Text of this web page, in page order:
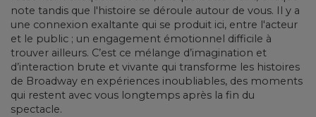
note tandis que l'histoire se déroule autour de vous. Il y a
une connexion exaltante qui se produit ici, entre l'acteur
et le public ; un engagement émotionnel difficile à
trouver ailleurs. C’est ce mélange d’imagination et
d’interaction brute et vivante qui transforme les histoires
de Broadway en expériences inoubliables, des moments
qui restent avec vous longtemps après la fin du
spectacle.